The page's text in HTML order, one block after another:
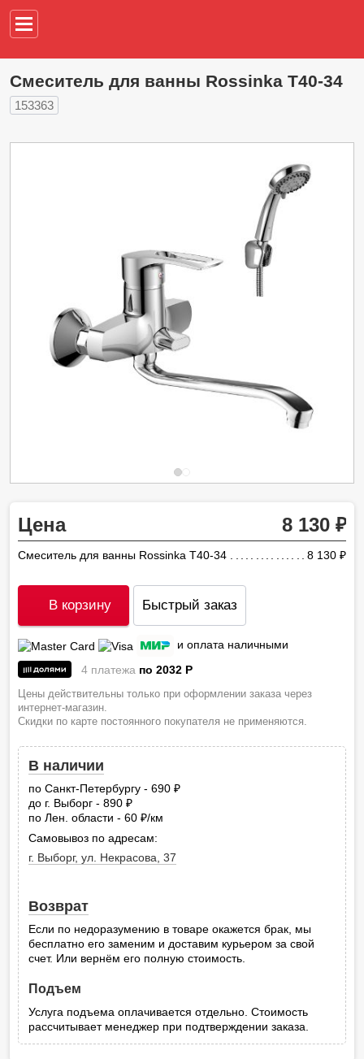
Смеситель для ванны Rossinka T40-34
153363
Цена 8 130
Смеситель для ванны Rossinka T40-34 8 130
В корзину Быстрый заказ
и оплата наличными
4 платежа по 2032 P
Цены действительны только при оформлении заказа через
интернет-магазин.
Скидки по карте постоянного покупателя не применяются.
В наличии
по Санкт-Петербургу - 690
до г. Выборг - 890
по Лен. области - 60
руб.
/км
Самовывоз по адресам:
г. Выборг, ул. Некрасова, 37
Возврат
Если по недоразумению в товаре окажется брак, мы
бесплатно его заменим и доставим курьером за свой
счет. Или вернём его полную стоимость.
Подъем
Услуга подъема оплачивается отдельно. Стоимость
рассчитывает менеджер при подтверждении заказа.